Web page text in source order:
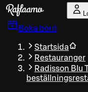
Gå till huvudinnehållet
Boka bord
Startsida
Restauranger
Radisson Blu